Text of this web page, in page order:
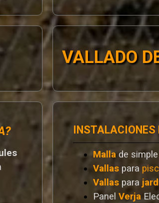
VALLADO
INSTALACIONES
Malla de
Vallas para
Vallas para
Panel Verja